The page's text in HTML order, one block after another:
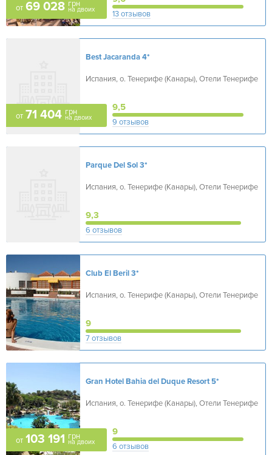
от 69 028 грн
на двоих 13 отзывов
от 71 404 грн
на двоих
Best Jacaranda4*
Испания, о. Тенерифе (Канары), Отели Тенерифе
9,5
9 отзывов
Parque Del Sol3*
Испания, о. Тенерифе (Канары), Отели Тенерифе
9,3
6 отзывов
Club El Beril3*
Испания, о. Тенерифе (Канары), Отели Тенерифе
9
7 отзывов
от 103 191 грн
на двоих
Gran Hotel Bahia del Duque Resort5*
Испания, о. Тенерифе (Канары), Отели Тенерифе
9
6 отзывов